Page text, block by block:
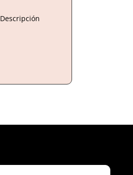
Descripción